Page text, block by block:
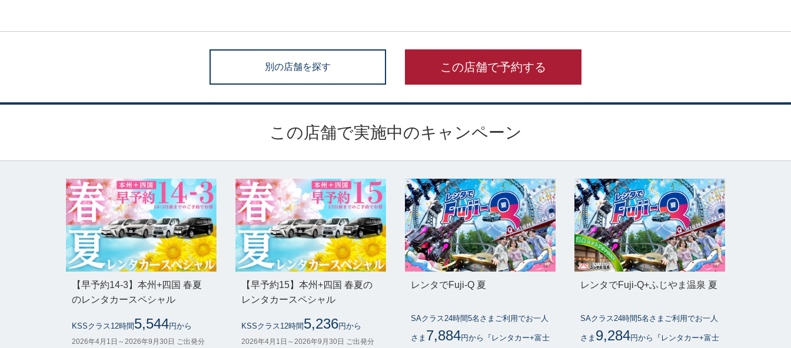
別の店舗を探す この店舗で予約する
この店舗で実施中のキャンペーン
【早予約14-3】本州+四国 春夏
のレンタカースペシャル
KSSクラス12時間 5,544円から
2026年4月1日～2026年9月30日 ご出発分
【早予約15】本州+四国 春夏の
レンタカースペシャル
KSSクラス12時間 5,236円から
2026年4月1日～2026年9月30日 ご出発分
レンタでFuji-Q 夏
SAクラス24時間5名さまご利用でお一人
さま 7,884円から『レンタカー+富士
レンタでFuji-Q+ふじやま温泉 夏
SAクラス24時間5名さまご利用でお一人
さま 9,284円から『レンタカー+富士